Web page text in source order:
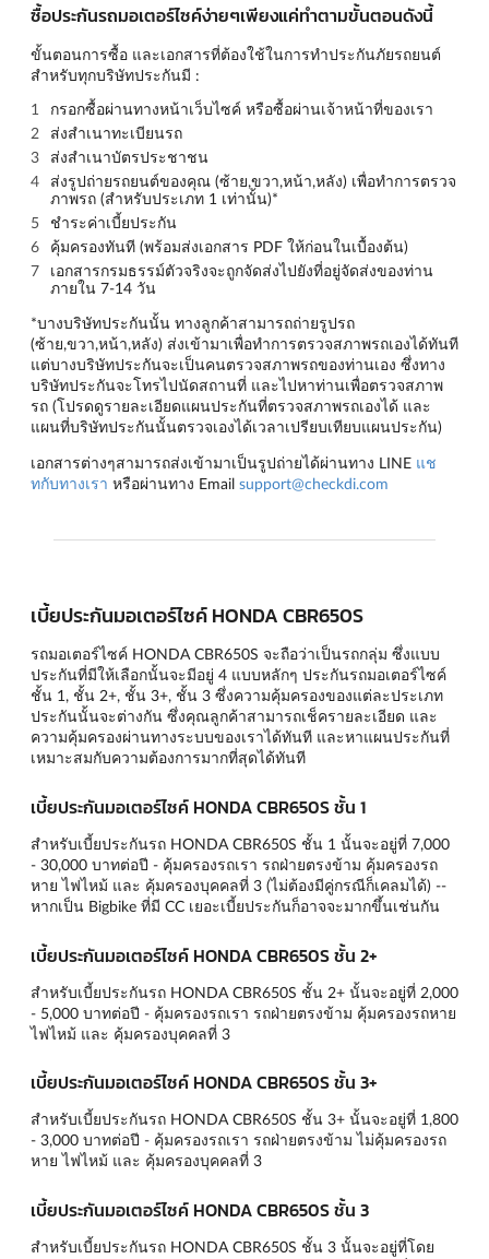
ซื้อประกันรถมอเตอร์ไซค์ง่ายๆเพียงแค่ทำตามขั้นตอนดังนี้
ขั้นตอนการซื้อ และเอกสารที่ต้องใช้ในการทำประกันภัยรถยนต์
สำหรับทุกบริษัทประกันมี :
กรอกซื้อผ่านทางหน้าเว็บไซค์ หรือซื้อผ่านเจ้าหน้าที่ของเรา
ส่งสำเนาทะเบียนรถ
ส่งสำเนาบัตรประชาชน
ส่งรูปถ่ายรถยนต์ของคุณ (ซ้าย,ขวา,หน้า,หลัง) เพื่อทำการตรวจ
ภาพรถ (สำหรับประเภท 1 เท่านั้น)*
ชำระค่าเบี้ยประกัน
คุ้มครองทันที (พร้อมส่งเอกสาร PDF ให้ก่อนในเบื้องต้น)
เอกสารกรมธรรม์ตัวจริงจะถูกจัดส่งไปยังที่อยู่จัดส่งของท่าน
ภายใน 7-14 วัน
*บางบริษัทประกันนั้น ทางลูกค้าสามารถถ่ายรูปรถ
(ซ้าย,ขวา,หน้า,หลัง) ส่งเข้ามาเพื่อทำการตรวจสภาพรถเองได้ทันที
แต่บางบริษัทประกันจะเป็นคนตรวจสภาพรถของท่านเอง ซึ่งทาง
บริษัทประกันจะโทรไปนัดสถานที่ และไปหาท่านเพื่อตรวจสภาพ
รถ (โปรดดูรายละเอียดแผนประกันที่ตรวจสภาพรถเองได้ และ
แผนที่บริษัทประกันนั้นตรวจเองได้เวลาเปรียบเทียบแผนประกัน)
เอกสารต่างๆสามารถส่งเข้ามาเป็นรูปถ่ายได้ผ่านทาง LINE แช
ทกับทางเรา หรือผ่านทาง Email support@checkdi.com
เบี้ยประกันมอเตอร์ไซค์ HONDA CBR650S
รถมอเตอร์ไซค์ HONDA CBR650S จะถือว่าเป็นรถกลุ่ม ซึ่งแบบ
ประกันที่มีให้เลือกนั้นจะมีอยู่ 4 แบบหลักๆ ประกันรถมอเตอร์ไซค์
ชั้น 1, ชั้น 2+, ชั้น 3+, ชั้น 3 ซึ่งความคุ้มครองของแต่ละประเภท
ประกันนั้นจะต่างกัน ซึ่งคุณลูกค้าสามารถเช็ครายละเอียด และ
ความคุ้มครองผ่านทางระบบของเราได้ทันที และหาแผนประกันที่
เหมาะสมกับความต้องการมากที่สุดได้ทันที
เบี้ยประกันมอเตอร์ไซค์ HONDA CBR650S ชั้น 1
สำหรับเบี้ยประกันรถ HONDA CBR650S ชั้น 1 นั้นจะอยู่ที่ 7,000
- 30,000 บาทต่อปี - คุ้มครองรถเรา รถฝ่ายตรงข้าม คุ้มครองรถ
หาย ไฟไหม้ และ คุ้มครองบุคคลที่ 3 (ไม่ต้องมีคู่กรณีก็เคลมได้) --
หากเป็น Bigbike ที่มี CC เยอะเบี้ยประกันก็อาจจะมากขึ้นเช่นกัน
เบี้ยประกันมอเตอร์ไซค์ HONDA CBR650S ชั้น 2+
สำหรับเบี้ยประกันรถ HONDA CBR650S ชั้น 2+ นั้นจะอยู่ที่ 2,000
- 5,000 บาทต่อปี - คุ้มครองรถเรา รถฝ่ายตรงข้าม คุ้มครองรถหาย
ไฟไหม้ และ คุ้มครองบุคคลที่ 3
เบี้ยประกันมอเตอร์ไซค์ HONDA CBR650S ชั้น 3+
สำหรับเบี้ยประกันรถ HONDA CBR650S ชั้น 3+ นั้นจะอยู่ที่ 1,800
- 3,000 บาทต่อปี - คุ้มครองรถเรา รถฝ่ายตรงข้าม ไม่คุ้มครองรถ
หาย ไฟไหม้ และ คุ้มครองบุคคลที่ 3
เบี้ยประกันมอเตอร์ไซค์ HONDA CBR650S ชั้น 3
สำหรับเบี้ยประกันรถ HONDA CBR650S ชั้น 3 นั้นจะอยู่ที่โดย